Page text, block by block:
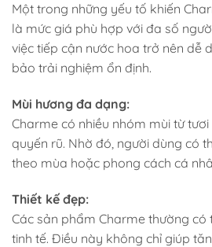
Một trong những yếu tố khiến
là mức giá phù hợp với đa số
việc tiếp cận nước hoa trở nên dễ
bảo trải nghiệm ổn định.
Mùi hương đa dạng:
Charme có nhiều nhóm mùi từ
quyến rũ. Nhờ đó, người dùng có
theo mùa hoặc phong cách cá
Thiết kế đẹp:
Các sản phẩm Charme thường có
tinh tế. Điều này không chỉ giúp